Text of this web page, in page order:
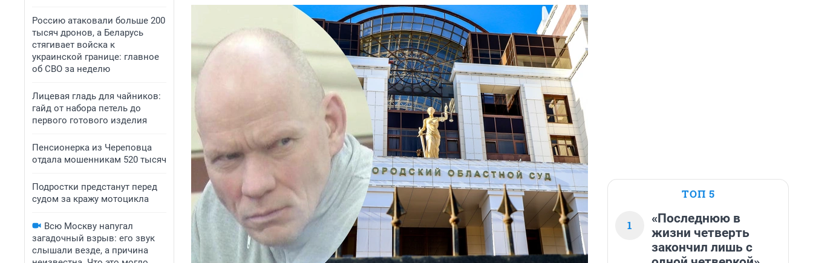
Россию атаковали больше 200
тысяч дронов, а Беларусь
стягивает войска к
украинской границе: главное
об СВО за неделю
Лицевая гладь для чайников:
гайд от набора петель до
первого готового изделия
Пенсионерка из Череповца
отдала мошенникам 520 тысяч
Подростки предстанут перед
судом за кражу мотоцикла
Всю Москву напугал
загадочный взрыв: его звук
слышали везде, а причина
ТОП 5
1
«Последнюю в
жизни четверть
закончил лишь с